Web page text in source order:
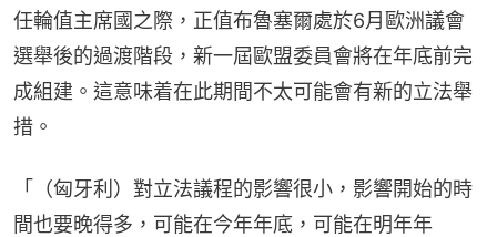
任輪值主席國之際，正值布魯塞爾處於6月歐洲議會
選舉後的過渡階段，新一屆歐盟委員會將在年底前完
成組建。這意味着在此期間不太可能會有新的立法舉
措。
「（匈牙利）對立法議程的影響很小，影響開始的時
間也要晚得多，可能在今年年底，可能在明年年